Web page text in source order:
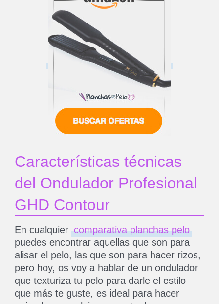
Características técnicas
del Ondulador Profesional
GHD Contour
En cualquier comparativa planchas pelo
puedes encontrar aquellas que son para
alisar el pelo, las que son para hacer rizos,
pero hoy, os voy a hablar de un ondulador
que texturiza tu pelo para darle el estilo
que más te guste, es ideal para hacer